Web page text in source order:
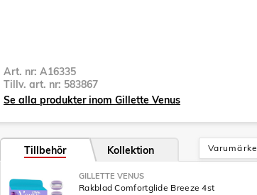
Art. nr: A16335
Tillv. art. nr: 583867
Se alla produkter inom Gillette Venus
Varumärke
Tillbehör Kollektion
GILLETTE VENUS
Rakblad Comfortglide Breeze 4st